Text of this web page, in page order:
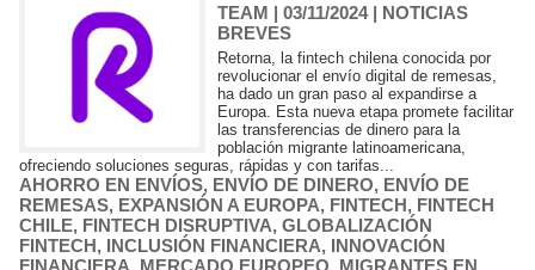
TEAM | 03/11/2024| NOTICIAS
BREVES
Retorna, la fintech chilena conocida por
revolucionar el envío digital de remesas,
ha dado un gran paso al expandirse a
Europa. Esta nueva etapa promete facilitar
las transferencias de dinero para la
población migrante latinoamericana,
ofreciendo soluciones seguras, rápidas y con tarifas...
AHORRO EN ENVÍOS, ENVÍO DE DINERO, ENVÍO DE
REMESAS, EXPANSIÓN A EUROPA, FINTECH, FINTECH
CHILE, FINTECH DISRUPTIVA, GLOBALIZACIÓN
FINTECH, INCLUSIÓN FINANCIERA, INNOVACIÓN
FINANCIERA, MERCADO EUROPEO, MIGRANTES EN